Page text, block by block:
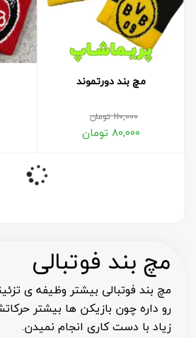
مچ بند دورتموند
110,000تومان
80,000 تومان
مچ بند فوتبالی
مچ بند فوتبالی بیشتر وظیفه ی
رو داره چون بازیکن ها بیشتر
زیاد با دست کاری انجام نمیدن.